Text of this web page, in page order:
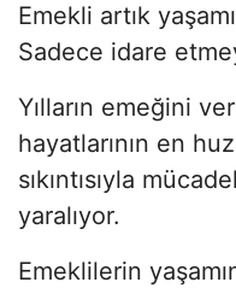
Emekli artık
Sadece idare
Yılların emeğini
hayatlarının en
sıkıntısıyla
yaralıyor.
Emeklilerin